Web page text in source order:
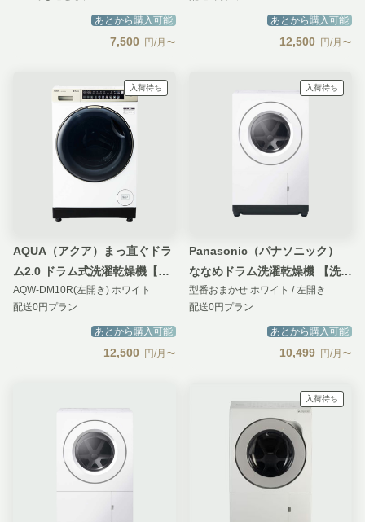
あとから購入可能
7,500 円/月〜
あとから購入可能
12,500 円/月〜
入荷待ち
AQUA（アクア）まっ直ぐドラ
ム2.0 ドラム式洗濯乾燥機【洗
濯10kg/乾燥5kg】
AQW-DM10R(左開き) ホワイト
配送0円プラン
あとから購入可能
12,500 円/月〜
入荷待ち
Panasonic（パナソニック）
ななめドラム洗濯乾燥機 【洗濯
10kg／乾燥5kg】Htype こだわ
り&コンパクトモデル
型番おまかせ ホワイト / 左開き
配送0円プラン
あとから購入可能
10,499 円/月〜
入荷待ち